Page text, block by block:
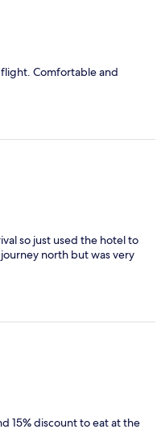
Comfortable and
so just used the hotel to
north but was very
15% discount to eat at the